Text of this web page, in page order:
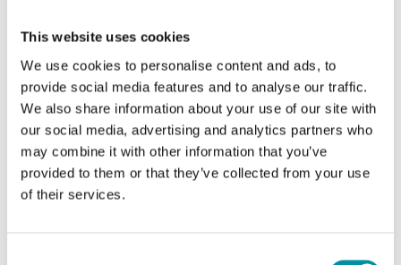
This website uses cookies
We use cookies to personalise content and ads, to
provide social media features and to analyse our traffic.
We also share information about your use of our site with
our social media, advertising and analytics partners who
may combine it with other information that you’ve
provided to them or that they’ve collected from your use
of their services.
REGIN
X1111
Unitá di alimentazione